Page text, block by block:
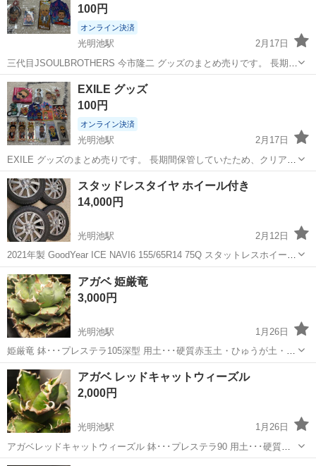
100円
オンライン決済
光明池駅
2月17日
三代目JSOULBROTHERS 今市隆二 グッズのまとめ売りです。 長期間
保管していたため、クリアチャームの変色や袋の折れ等があります。
細かいことが気にならない方のみお願いいたします。 未開封のものも
多いですが、開...
大阪 堺市 光明池駅 その他
EXILE グッズ
100円
オンライン決済
光明池駅
2月17日
EXILE グッズのまとめ売りです。 長期間保管していたため、クリアチ
ャームの変色や袋の折れ等があります。 細かいことが気にならない方
のみお願いいたします。 未開封のものも多いですが、開封済みのもの
は別でOPPに入れて...
大阪 堺市 光明池駅 その他 EXILE
スタッドレスタイヤ ホイール付き
14,000円
光明池駅
2月12日
2021年製 GoodYear ICE NAVI6 155/65R14 75Q スタットレスホイール
付 4本セット ナットも全て揃ってます。 写真の物全てです。 数回使
用です。 写真の通り少しホイールに傷ありです。...
大阪 堺市 光明池駅 その他
アガベ 姫厳竜
3,000円
光明池駅
1月26日
姫厳竜 鉢･･･プレステラ105深型 用土･･･硬質赤玉土・ひゅうが土・軽
石・ゼオライト・粒状ゴールデン培養土・竹炭・SA-715 etcのオリジ
ナルブレンド 室内育成用LED管理 植物ですので日々樹形は変化し...
大阪 堺市 光明池駅 その他 アガベ
アガベ レッドキャットウィーズル
2,000円
光明池駅
1月26日
アガベレッドキャットウィーズル 鉢･･･プレステラ90 用土･･･硬質赤
玉土・ひゅうが土・SA-715・軽石・ゼオライト・粒状ゴールデン培養